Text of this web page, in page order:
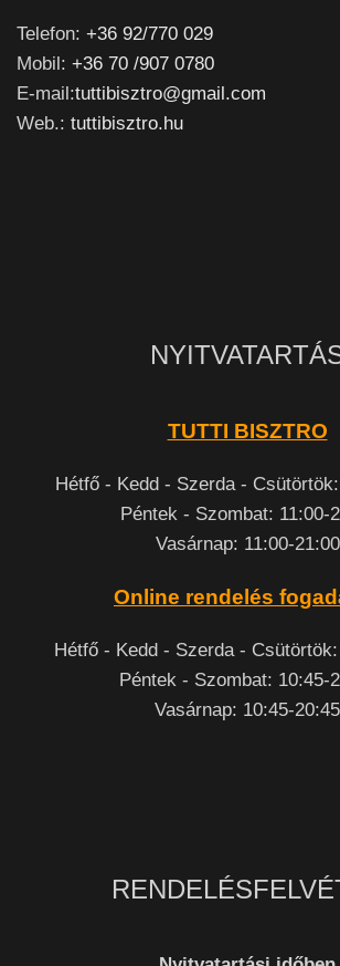
Telefon: +36 92/770 029
Mobil: +36 70 /907 0780
E-mail:tuttibisztro@gmail.com
Web.: tuttibisztro.hu
TUTTI BISZTRO
Hétfő - Kedd - Szerda -
Péntek - Szombat: 11:00-
Vasárnap: 11:00-21:00
Online rendelés
Hétfő - Kedd - Szerda -
Péntek - Szombat: 10:45-
Vasárnap: 10:45-20:45